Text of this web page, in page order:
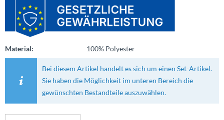
Material: 100% Polyester
Bei diesem Artikel handelt es sich um einen Set-Artikel.
Sie haben die Möglichkeit im unteren Bereich die
gewünschten Bestandteile auszuwählen.